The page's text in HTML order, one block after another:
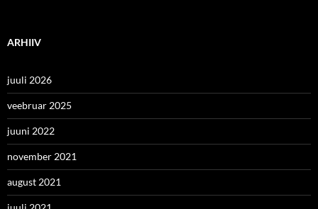
ARHIIV
juuli 2026
veebruar 2025
juuni 2022
november 2021
august 2021